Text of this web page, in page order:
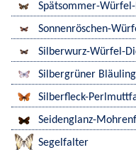
Spätsommer-
Sonnenröschen-
Silberwurz-Würfel-
Silbergrüner Bläuling
Silberfleck-
Seidenglanz-
Segelfalter